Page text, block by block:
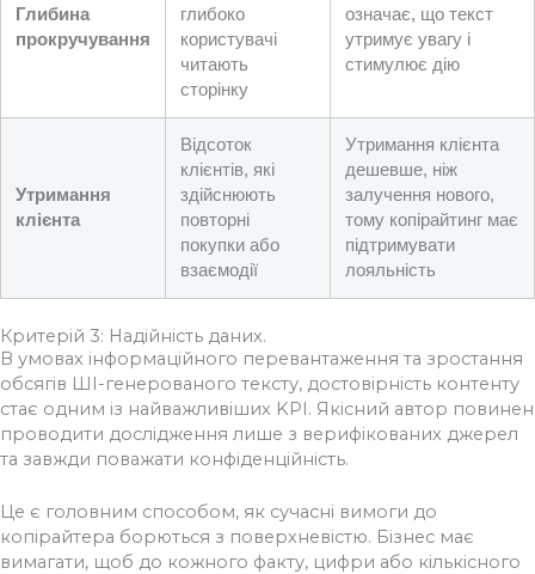
Глибина
прокручування
глибоко
користувачі
читають
сторінку
означає, що текст
утримує увагу і
стимулює дію
Утримання
клієнта
Відсоток
клієнтів, які
здійснюють
повторні
покупки або
взаємодії
Утримання клієнта
дешевше, ніж
залучення нового,
тому копірайтинг має
підтримувати
лояльність
Критерій 3: Надійність даних.
В умовах інформаційного перевантаження та зростання
обсягів ШІ-генерованого тексту, достовірність контенту
стає одним із найважливіших KPI. Якісний автор повинен
проводити дослідження лише з верифікованих джерел
та завжди поважати конфіденційність.
Це є головним способом, як сучасні вимоги до
копірайтера борються з поверхневістю. Бізнес має
вимагати, щоб до кожного факту, цифри або кількісного